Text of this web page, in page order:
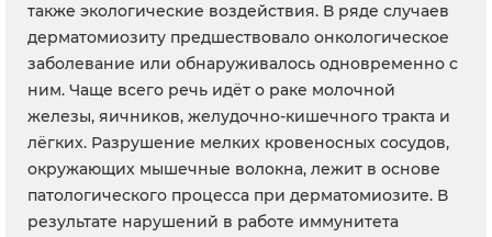
также экологические воздействия. В ряде случаев
дерматомиозиту предшествовало онкологическое
заболевание или обнаруживалось одновременно с
ним. Чаще всего речь идёт о раке молочной
железы, яичников, желудочно-кишечного тракта и
лёгких. Разрушение мелких кровеносных сосудов,
окружающих мышечные волокна, лежит в основе
патологического процесса при дерматомиозите. В
результате нарушений в работе иммунитета